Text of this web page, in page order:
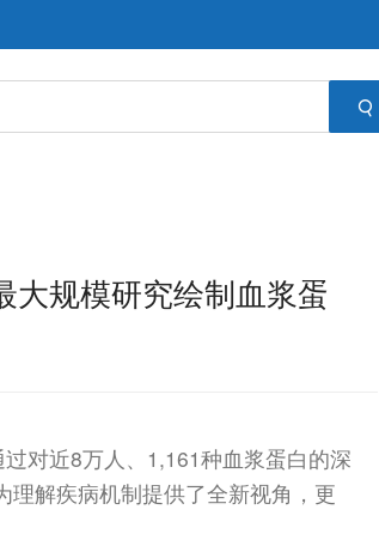
大规模研究绘制血浆蛋
对近8万人、1,161种血浆蛋白的深
理解疾病机制提供了全新视角，更